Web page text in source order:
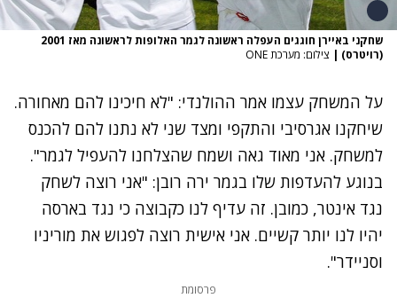
שחקני באיירן חוגגים העפלה ראשונה לגמר האלופות לראשונה מאז 2001
(רויטרס) | צילום: מערכת ONE
על המשחק עצמו אמר ההולנדי: "לא חיכינו להם מאחורה.
שיחקנו אגרסיבי והתקפי ומצד שני לא נתנו להם להכנס
למשחק. אני מאוד גאה ושמח שהצלחנו להעפיל לגמר".
בנוגע להעדפות שלו בגמר ירה רובן: "אני רוצה לשחק
נגד אינטר, כמובן. זה עדיף לנו כקבוצה כי נגד בארסה
יהיו לנו יותר קשיים. אני אישית רוצה לפגוש את מוריניו
וסניידר".
פרסומת